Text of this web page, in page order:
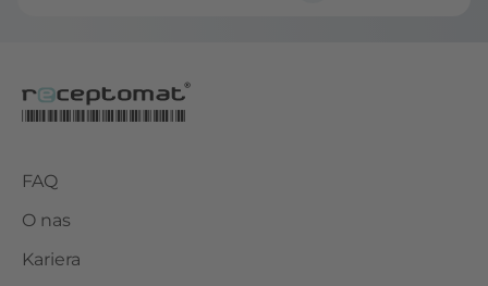
FAQ
O nas
Kariera